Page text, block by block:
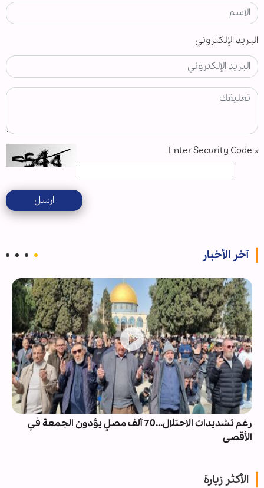
البريد الإلكتروني
*
ارسل
آخر الأخبار
رغم تشديدات الاحتلال...70 ألف مصلٍ يؤدون الجمعة في
الأقصى
الأكثر زيارة